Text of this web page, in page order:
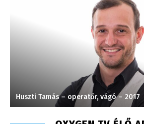
Huszti Tamás – operatőr, vágó – 2017